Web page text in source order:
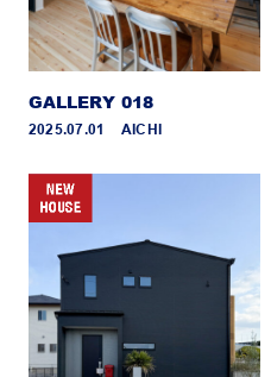
GALLERY 018
2025.07.01 _ AICHI